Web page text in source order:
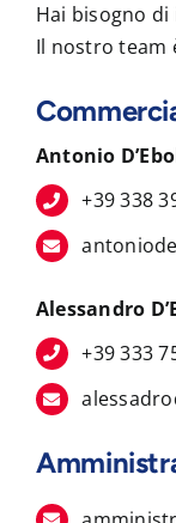
Hai bisogno
Il nostro team
Antonio
+39 338
Alessandro
+39 333